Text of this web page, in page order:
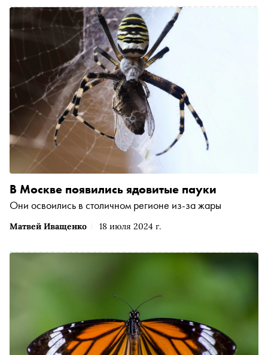
Матвей Иващенко 18 июля 2024 г.
В Москве появились ядовитые пауки
Они освоились в столичном регионе из-за жары